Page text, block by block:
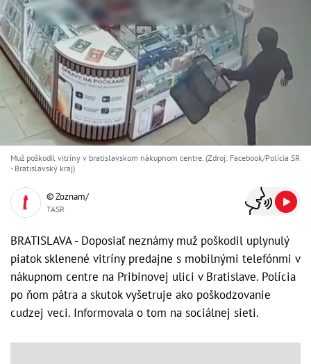
Muž poškodil vitríny v bratislavskom nákupnom centre. (Zdroj: Facebook/Polícia SR
- Bratislavský kraj)
© Zoznam/
TASR
BRATISLAVA - Doposiaľ neznámy muž poškodil uplynulý
piatok sklenené vitríny predajne s mobilnými telefónmi v
nákupnom centre na Pribinovej ulici v Bratislave. Polícia
po ňom pátra a skutok vyšetruje ako poškodzovanie
cudzej veci. Informovala o tom na sociálnej sieti.